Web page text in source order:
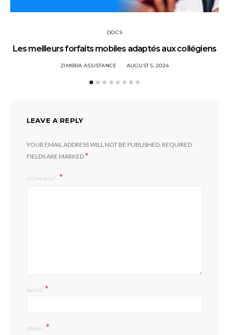
DOCS
Les meilleurs forfaits mobiles adaptés aux collégiens
ZIMBRA ASSISTANCE AUGUST 5, 2024
LEAVE A REPLY
YOUR EMAIL ADDRESS WILL NOT BE PUBLISHED. REQUIRED
FIELDS ARE MARKED*
COMMENT
NAME *
EMAIL *